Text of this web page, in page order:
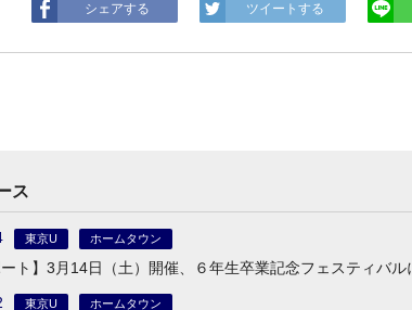
シェアする ツイートする
ス
東京U ホームタウン
ート】3月14日（土）開催、６年生卒業記念フェスティバル
東京U ホームタウン